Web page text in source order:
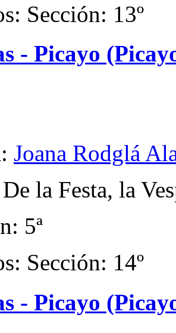
Sección: 13º
- Picayo
Joana Rodglá
la Festa, la
5ª
Sección: 14º
- Picayo